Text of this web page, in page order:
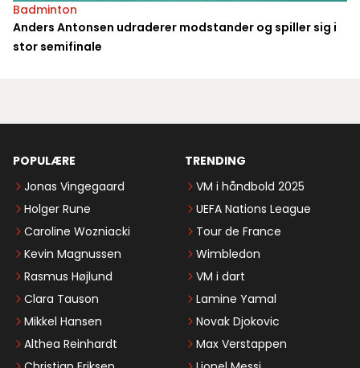
Badminton
Anders Antonsen udraderer modstander og spiller sig i
stor semifinale
POPULÆRE
Jonas Vingegaard
Holger Rune
Caroline Wozniacki
Kevin Magnussen
Rasmus Højlund
Clara Tauson
Mikkel Hansen
Althea Reinhardt
TRENDING
VM i håndbold 2025
UEFA Nations League
Tour de France
Wimbledon
VM i dart
Lamine Yamal
Novak Djokovic
Max Verstappen